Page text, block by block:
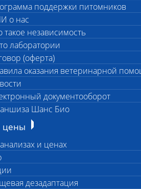
поддержки питомников
о нас
такое независимость
лаборатории
(оферта)
оказания ветеринарной
документооборот
Шанс Био
цены
и ценах
дезадаптация
СОБАК
для китайской хохлатой
комплекс для